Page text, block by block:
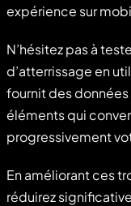
expérience sur
N’hésitez pas à
d’atterrissage en
fournit des
éléments qui
progressivement
En améliorant ces
réduirez